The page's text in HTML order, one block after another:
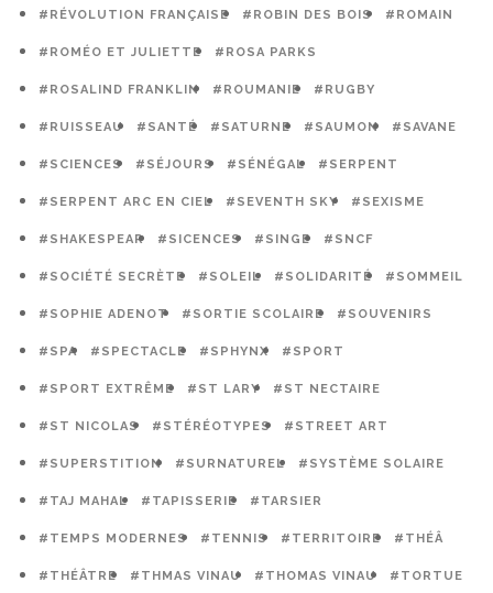
#RÉVOLUTION FRANÇAISE #ROBIN DES BOIS #ROMAIN
#ROMÉO ET JULIETTE #ROSA PARKS
#ROSALIND FRANKLIN #ROUMANIE #RUGBY
#RUISSEAU #SANTÉ #SATURNE #SAUMON #SAVANE
#SCIENCES #SÉJOURS #SÉNÉGAL #SERPENT
#SERPENT ARC EN CIEL #SEVENTH SKY #SEXISME
#SHAKESPEAR #SICENCES #SINGE #SNCF
#SOCIÉTÉ SECRÈTE #SOLEIL #SOLIDARITÉ #SOMMEIL
#SOPHIE ADENOT #SORTIE SCOLAIRE #SOUVENIRS
#SPA #SPECTACLE #SPHYNX #SPORT
#SPORT EXTRÊME #ST LARY #ST NECTAIRE
#ST NICOLAS #STÉRÉOTYPES #STREET ART
#SUPERSTITION #SURNATUREL #SYSTÈME SOLAIRE
#TAJ MAHAL #TAPISSERIE #TARSIER
#TEMPS MODERNES #TENNIS #TERRITOIRE #THÉÂ
#THÉÂTRE #THMAS VINAU #THOMAS VINAU #TORTUE